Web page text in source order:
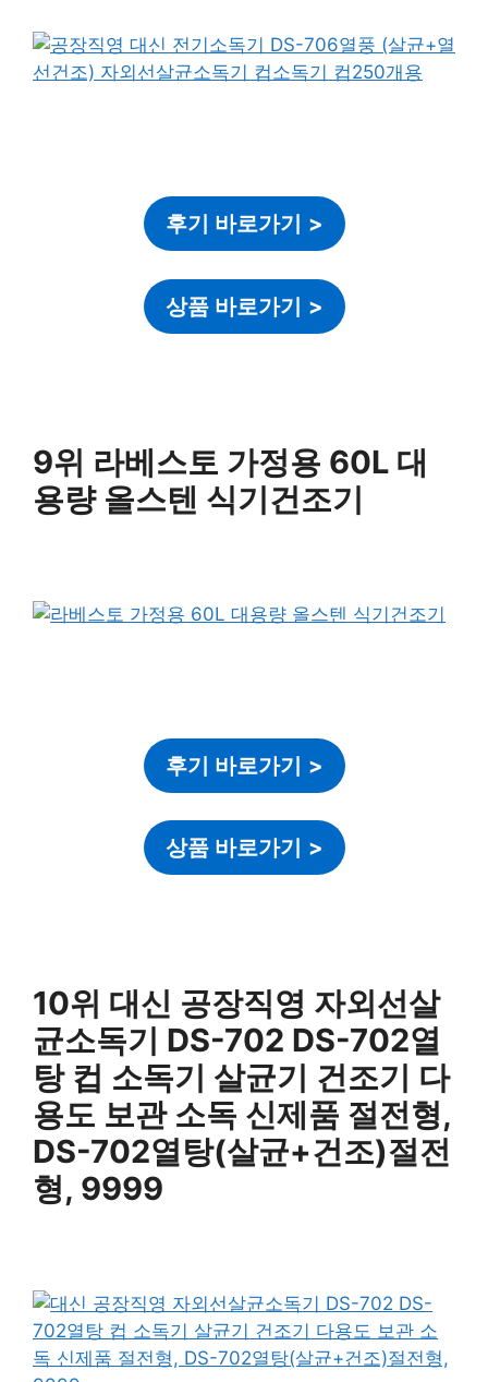
후기 바로가기 >
상품 바로가기 >
9위 라베스토 가정용 60L 대
용량 올스텐 식기건조기
후기 바로가기 >
상품 바로가기 >
10위 대신 공장직영 자외선살
균소독기 DS-702 DS-702열
탕 컵 소독기 살균기 건조기 다
용도 보관 소독 신제품 절전형,
DS-702열탕(살균+건조)절전
형, 9999